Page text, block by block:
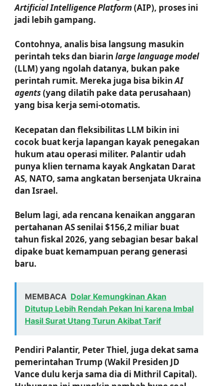
Artificial Intelligence Platform(AIP), proses ini
jadi lebih gampang.
Contohnya, analis bisa langsung masukin
perintah teks dan biarin large language model
(LLM) yang ngolah datanya, bukan pake
perintah rumit. Mereka juga bisa bikinAI
agents(yang dilatih pake data perusahaan)
yang bisa kerja semi-otomatis.
Kecepatan dan fleksibilitas LLM bikin ini
cocok buat kerja lapangan kayak penegakan
hukum atau operasi militer. Palantir udah
punya klien ternama kayak Angkatan Darat
AS, NATO, sama angkatan bersenjata Ukraina
dan Israel.
Belum lagi, ada rencana kenaikan anggaran
pertahanan AS senilai $156,2 miliar buat
tahun fiskal 2026, yang sebagian besar bakal
dipake buat kemampuan perang generasi
baru.
MEMBACA Dolar Kemungkinan Akan
Ditutup Lebih Rendah Pekan Ini karena Imbal
Hasil Surat Utang Turun Akibat Tarif
Pendiri Palantir, Peter Thiel, juga dekat sama
pemerintahan Trump (Wakil Presiden JD
Vance dulu kerja sama dia di Mithril Capital).